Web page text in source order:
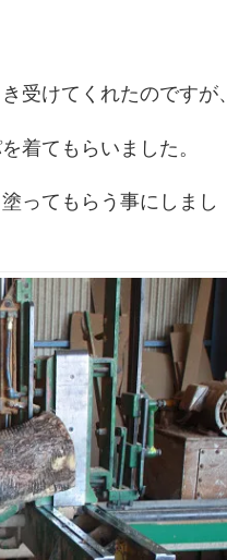
受けてくれたのですが、
着てもらいました。
ってもらう事にしまし